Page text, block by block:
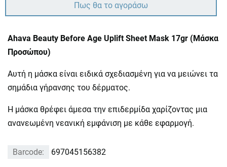
Πως θα το αγοράσω
Ahava Beauty Before Age Uplift Sheet Mask 17gr (Μάσκα
Προσώπου)
Αυτή η μάσκα είναι ειδικά σχεδιασμένη για να μειώνει τα
σημάδια γήρανσης του δέρματος.
Η μάσκα θρέφει άμεσα την επιδερμίδα χαρίζοντας μια
ανανεωμένη νεανική εμφάνιση με κάθε εφαρμογή.
Barcode: 697045156382